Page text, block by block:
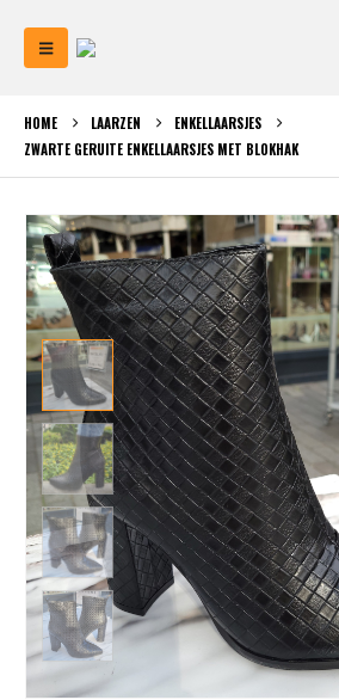
HOME LAARZEN
ENKELLAARSJES
ZWARTE GERUITE ENKELLAARSJES MET BLOKHAK